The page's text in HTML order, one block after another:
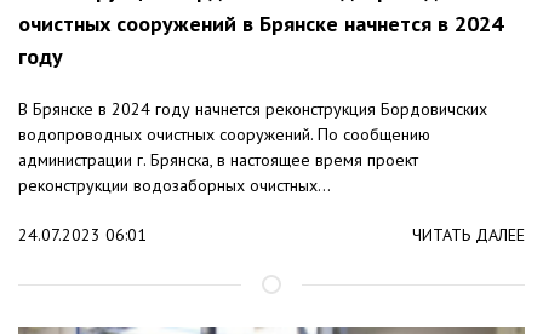
очистных сооружений в Брянске начнется в 2024
году
В Брянске в 2024 году начнется реконструкция Бордовичских
водопроводных очистных сооружений. По сообщению
администрации г. Брянска, в настоящее время проект
реконструкции водозаборных очистных...
24.07.2023 06:01 ЧИТАТЬ ДАЛЕЕ